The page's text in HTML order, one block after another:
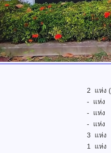
2 แห่ง
- แห่ง
- แห่ง
- แห่ง
3 แห่ง
1 แห่ง